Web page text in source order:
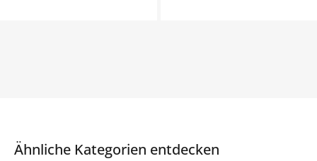
Ähnliche Kategorien entdecken